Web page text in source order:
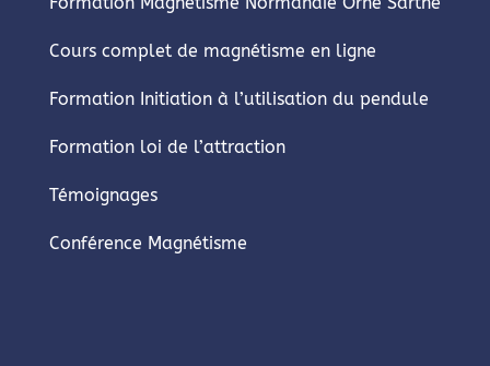
Cours complet de magnétisme en ligne
Formation Initiation à l’utilisation du pendule
Formation loi de l’attraction
Témoignages
Conférence Magnétisme